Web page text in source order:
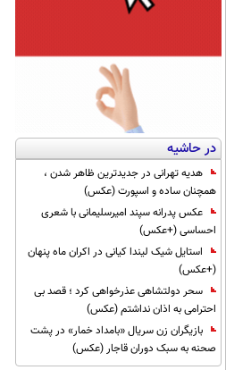
در حاشیه
هدیه تهرانی در جدیدترین ظاهر شدن ،
همچنان ساده و اسپورت (عکس)
عکس پدرانه سپند امیرسلیمانی با شعری
احساسی (+عکس)
استایل شیک لیندا کیانی در اکران ماه پنهان
(+عکس)
سحر دولتشاهی عذرخواهی کرد ؛ قصد بی
احترامی به اذان نداشتم (عکس)
بازیگران زن سریال «بامداد خمار» در پشت
صحنه به سبک دوران قاجار (عکس)